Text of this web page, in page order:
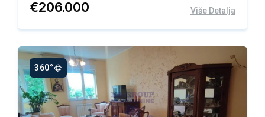
€206.000 Više Detalja
360°